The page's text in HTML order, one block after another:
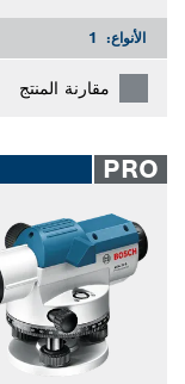
الأنواع: 1
مقارنة المنتج
PRO